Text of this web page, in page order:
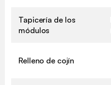
Tapicería de los
módulos
Relleno de cojín